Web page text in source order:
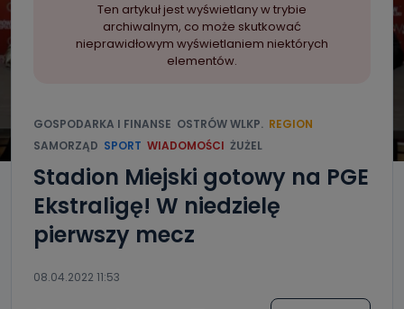
Ten artykuł jest wyświetlany w trybie
archiwalnym, co może skutkować
nieprawidłowym wyświetlaniem niektórych
elementów.
GOSPODARKA I FINANSE OSTRÓW WLKP. REGION
SAMORZĄD SPORT WIADOMOŚCI ŻUŻEL
Stadion Miejski gotowy na PGE
Ekstraligę! W niedzielę
pierwszy mecz
08.04.2022 11:53